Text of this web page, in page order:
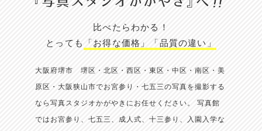
比べたらわかる！
とっても
「お得な価格」 「品質の違い」
大阪府堺市 堺区・北区・西区・東区・中区・南区・美
原区・大阪狭山市でお宮参り・七五三の写真を撮影する
なら写真スタジオかがやきにお任せください。
写真館
ではお宮参り、七五三、成人式、十三参り、入園入学な